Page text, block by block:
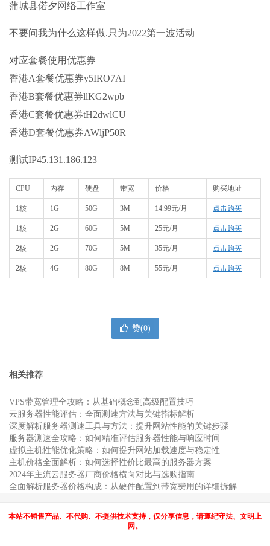
蒲城县偌夕网络工作室
不要问我为什么这样做.只为2022第一波活动
对应套餐使用优惠券
香港A套餐优惠券y5IRO7AI
香港B套餐优惠券llKG2wpb
香港C套餐优惠券tH2dwlCU
香港D套餐优惠券AWljP50R
测试IP45.131.186.123
CPU 内存 硬盘 带宽 价格 购买地址
1核 1G 50G 3M 14.99元/月 点击购买
1核 2G 60G 5M 25元/月 点击购买
2核 2G 70G 5M 35元/月 点击购买
2核 4G 80G 8M 55元/月 点击购买
赞(0)
相关推荐
VPS带宽管理全攻略：从基础概念到高级配置技巧
云服务器性能评估：全面测速方法与关键指标解析
深度解析服务器测速工具与方法：提升网站性能的关键步骤
服务器测速全攻略：如何精准评估服务器性能与响应时间
虚拟主机性能优化策略：如何提升网站加载速度与稳定性
主机价格全面解析：如何选择性价比最高的服务器方案
2024年主流云服务器厂商价格横向对比与选购指南
全面解析服务器价格构成：从硬件配置到带宽费用的详细拆解
本站不销售产品、不代购、不提供技术支持，仅分享信息，请遵纪守法、文明上
网。